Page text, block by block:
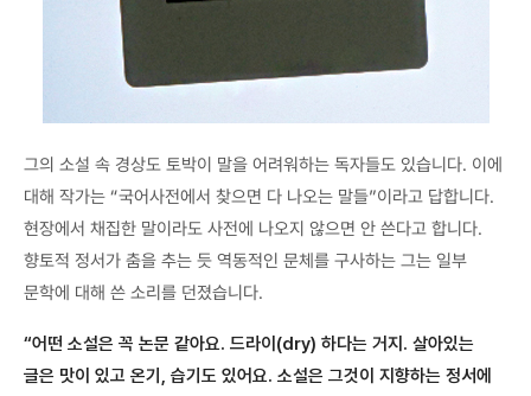
그의 소설 속 경상도 토박이 말을 어려워하는 독자들도 있습니다. 이에
대해 작가는 “국어사전에서 찾으면 다 나오는 말들”이라고 답합니다.
현장에서 채집한 말이라도 사전에 나오지 않으면 안 쓴다고 합니다.
향토적 정서가 춤을 추는 듯 역동적인 문체를 구사하는 그는 일부
문학에 대해 쓴 소리를 던졌습니다.
“어떤 소설은 꼭 논문 같아요. 드라이(dry) 하다는 거지. 살아있는
글은 맛이 있고 온기, 습기도 있어요. 소설은 그것이 지향하는 정서에